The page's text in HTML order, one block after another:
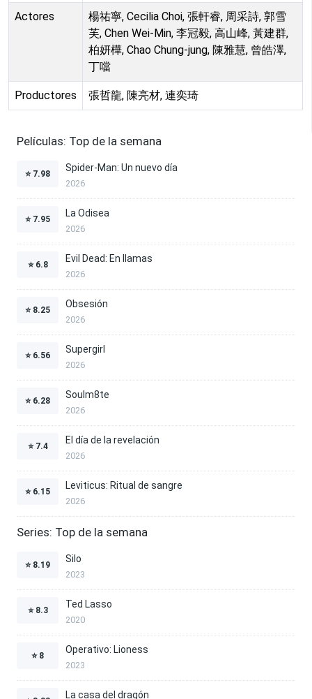
Actores
楊祐寧, Cecilia Choi, 張軒睿, 周采詩, 郭雪
芙, Chen Wei-Min, 李冠毅, 高山峰, 黃建群,
柏妍樺, Chao Chung-jung, 陳雅慧, 曾皓澤,
丁噹
Productores 張哲龍, 陳亮材, 連奕琦
Películas: Top de la semana
⭐ 7.98
Spider-Man: Un nuevo día
2026
⭐ 7.95
La Odisea
2026
⭐ 6.8
Evil Dead: En llamas
2026
⭐ 8.25
Obsesión
2026
⭐ 6.56
Supergirl
2026
⭐ 6.28
Soulm8te
2026
⭐ 7.4
El día de la revelación
2026
⭐ 6.15
Leviticus: Ritual de sangre
2026
Series: Top de la semana
⭐ 8.19
Silo
2023
⭐ 8.3
Ted Lasso
2020
⭐ 8
Operativo: Lioness
2023
La casa del dragón